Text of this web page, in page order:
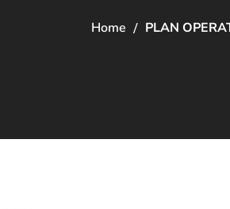
Home PLAN